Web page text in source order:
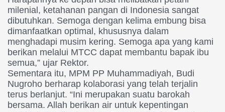
milenial, ketahanan pangan di Indonesia sangat
dibutuhkan. Semoga dengan kelima embung bisa
dimanfaatkan optimal, khususnya dalam
menghadapi musim kering. Semoga apa yang kami
berikan melalui MTCC dapat membantu bapak ibu
semua,” ujar Rektor.
Sementara itu, MPM PP Muhammadiyah, Budi
Nugroho berharap kolaborasi yang telah terjalin
terus berlanjut. “Ini merupakan suatu barokah
bersama. Allah berikan air untuk kepentingan